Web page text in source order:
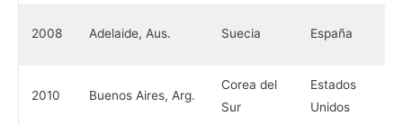
2008 Adelaide, Aus. Suecia España
2010 Buenos Aires, Arg.
Corea del
Sur
Estados
Unidos